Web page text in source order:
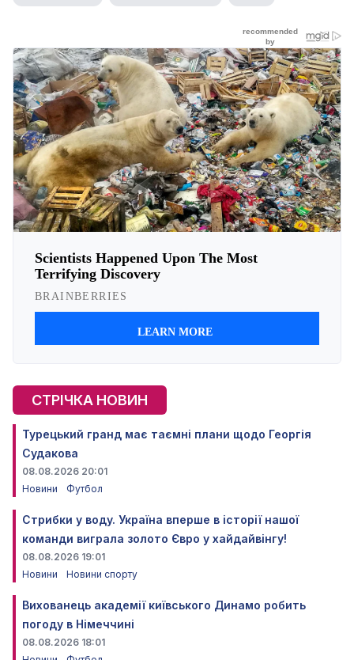
СТРІЧКА НОВИН
Турецький гранд має таємні плани щодо Георгія
Судакова
08.08.2026 20:01
Новини
Футбол
Стрибки у воду. Україна вперше в історії нашої
команди виграла золото Євро у хайдайвінгу!
08.08.2026 19:01
Новини
Новини спорту
Вихованець академії київського Динамо робить
погоду в Німеччині
08.08.2026 18:01